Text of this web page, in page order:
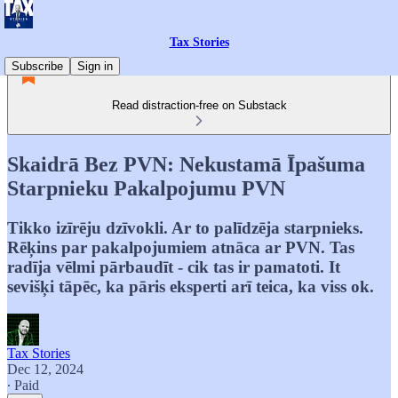
Tax Stories
Subscribe
Sign in
Read distraction-free on Substack
Skaidrā Bez PVN: Nekustamā Īpašuma
Starpnieku Pakalpojumu PVN
Tikko izīrēju dzīvokli. Ar to palīdzēja starpnieks.
Rēķins par pakalpojumiem atnāca ar PVN. Tas
radīja vēlmi pārbaudīt - cik tas ir pamatoti. It
sevišķi tāpēc, ka pāris eksperti arī teica, ka viss ok.
Tax Stories
Dec 12, 2024
∙ Paid